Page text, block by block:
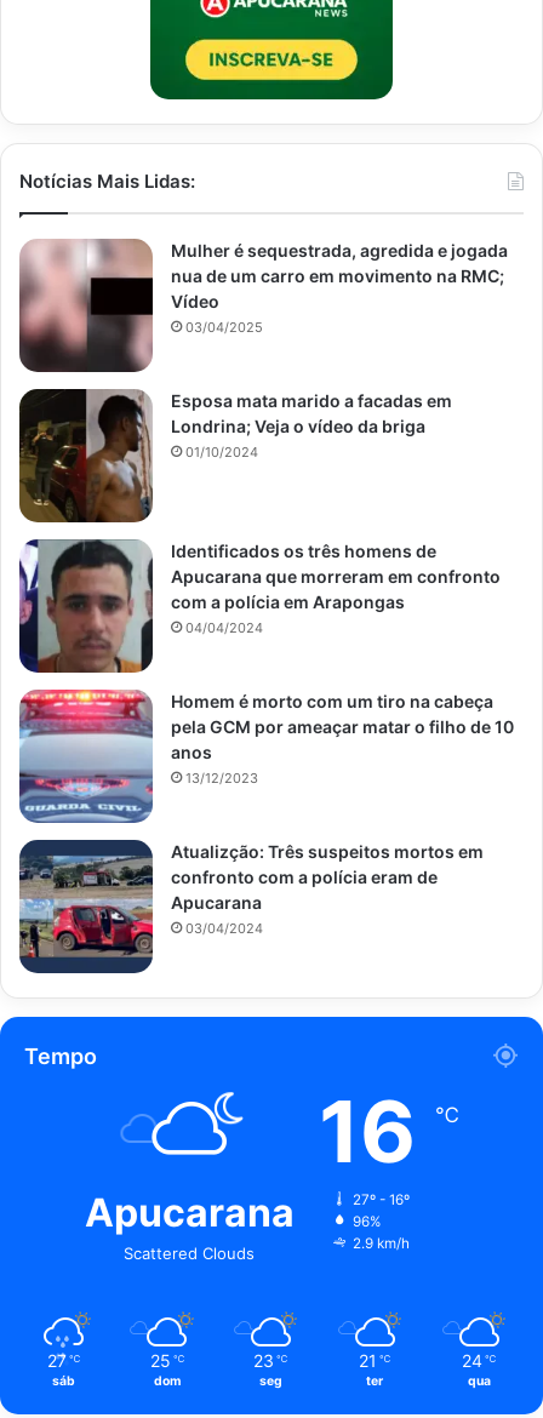
Notícias Mais Lidas:
Mulher é sequestrada, agredida e jogada
nua de um carro em movimento na RMC;
Vídeo
03/04/2025
Esposa mata marido a facadas em
Londrina; Veja o vídeo da briga
01/10/2024
Identificados os três homens de
Apucarana que morreram em confronto
com a polícia em Arapongas
04/04/2024
Homem é morto com um tiro na cabeça
pela GCM por ameaçar matar o filho de 10
anos
13/12/2023
Atualizção: Três suspeitos mortos em
confronto com a polícia eram de
Apucarana
03/04/2024
Tempo
Apucarana
Scattered Clouds
16 ℃
27º - 16º
96%
2.9 km/h
27 ℃
sáb
25 ℃
dom
23 ℃
seg
21 ℃
ter
24 ℃
qua